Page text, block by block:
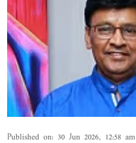
Published on: 30 Jun 2026, 12:58 am